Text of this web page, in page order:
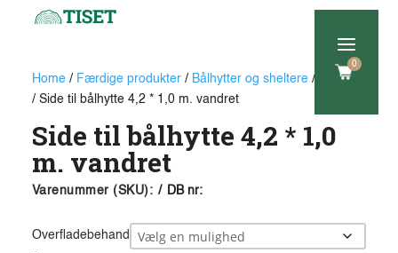
a
0
Home/ Færdige produkter/ Bålhytter og sheltere/
Tilbehør
/ Side til bålhytte 4,2 * 1,0 m. vandret
Side til bålhytte 4,2 * 1,0
m. vandret
Varenummer (SKU): / DB nr:
Overfladebehand